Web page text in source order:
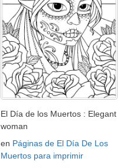
El Día de los Muertos : Elegant
woman
en Páginas de El Día De Los
Muertos para imprimir